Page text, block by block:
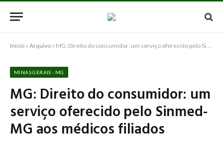
Início » Arquivo » MG: Direito do consumidor: um serviço oferecido pelo Sinmed-MG aos médicos filiados
MINAS GERAIS - MG
MG: Direito do consumidor: um
serviço oferecido pelo Sinmed-
MG aos médicos filiados